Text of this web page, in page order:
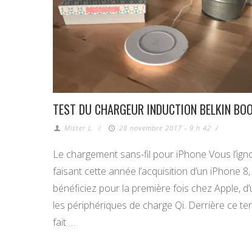
TEST DU CHARGEUR INDUCTION BELKIN
Mister L. / 28 novembre 2017 - 9 h 42 /
Le chargement sans-fil pour iPhone Vous
faisant cette année l’acquisition d’un iPhone
bénéficiez pour la première fois chez Apple,
les périphériques de charge Qi. Derrière ce
fait …